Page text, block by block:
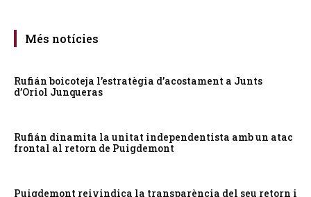
Més notícies
Rufián boicoteja l’estratègia d’acostament a Junts
d’Oriol Junqueras
Rufián dinamita la unitat independentista amb un atac
frontal al retorn de Puigdemont
Puigdemont reivindica la transparència del seu retorn i